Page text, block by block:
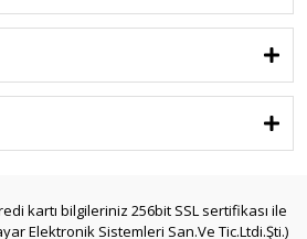
kartı bilgileriniz 256bit SSL sertifikası ile
Elektronik Sistemleri San.Ve Tic.Ltdi.Şti.)